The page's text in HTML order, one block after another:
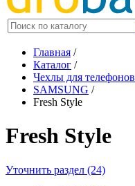
Главная /
Каталог /
Чехлы для телефонов
SAMSUNG /
Fresh Style
Fresh Style
Уточнить раздел (24)